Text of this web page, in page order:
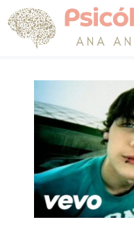
Saltar
al
contenido